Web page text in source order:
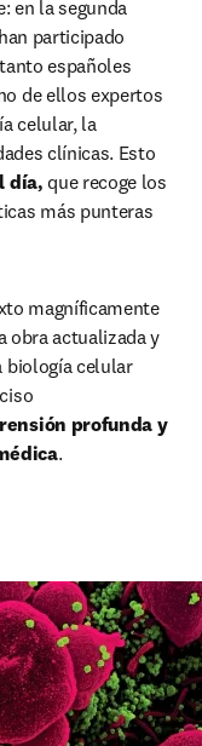
en la segunda
participado
tanto españoles
de ellos expertos
celular, la
clínicas. Esto
día, que recoge los
más punteras
in new tab/window
magníficamente
obra actualizada y
biología celular
profunda y
.